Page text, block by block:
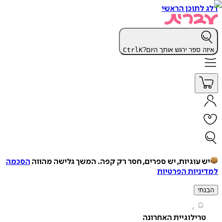
הראשי
ספר ירגש אותך היום? Ctrl K
עוגיות, יש ספרים, חסר רק קפה. המשך גלישה מהווההסכמה
הפרטיות
האחרונה